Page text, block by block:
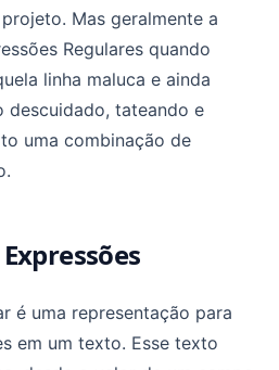
Mas geralmente a
Regulares quando
linha maluca e ainda
descuidado, tateando e
uma combinação de
é uma representação para
em um texto. Esse texto